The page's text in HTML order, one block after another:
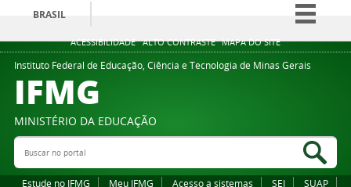
ACESSIBILIDADE ALTO CONTRASTE MAPA DO SITE
BRASIL
Simplifique!
Comunica BR
Legislação
Instituto Federal de Educação, Ciência e Tecnologia de Minas Gerais
IFMG
MINISTÉRIO DA EDUCAÇÃO
Buscar no portal
Estude no IFMG Meu IFMG Acesso a sistemas SEI
SUAP